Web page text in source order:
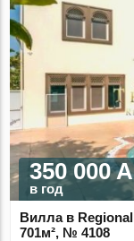
350 000
в год
Вилла в
701м², № 4108